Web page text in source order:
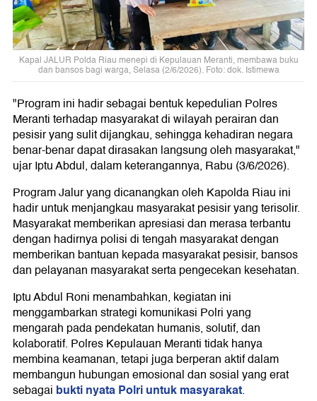
Kapal JALUR Polda Riau menepi di Kepulauan Meranti, membawa buku
dan bansos bagi warga, Selasa (2/6/2026). Foto: dok. Istimewa
"Program ini hadir sebagai bentuk kepedulian Polres
Meranti terhadap masyarakat di wilayah perairan dan
pesisir yang sulit dijangkau, sehingga kehadiran negara
benar-benar dapat dirasakan langsung oleh masyarakat,"
ujar Iptu Abdul, dalam keterangannya, Rabu (3/6/2026).
Program Jalur yang dicanangkan oleh Kapolda Riau ini
hadir untuk menjangkau masyarakat pesisir yang terisolir.
Masyarakat memberikan apresiasi dan merasa terbantu
dengan hadirnya polisi di tengah masyarakat dengan
memberikan bantuan kepada masyarakat pesisir, bansos
dan pelayanan masyarakat serta pengecekan kesehatan.
Iptu Abdul Roni menambahkan, kegiatan ini
menggambarkan strategi komunikasi Polri yang
mengarah pada pendekatan humanis, solutif, dan
kolaboratif. Polres Kepulauan Meranti tidak hanya
membina keamanan, tetapi juga berperan aktif dalam
membangun hubungan emosional dan sosial yang erat
sebagai bukti nyata Polri untuk masyarakat.